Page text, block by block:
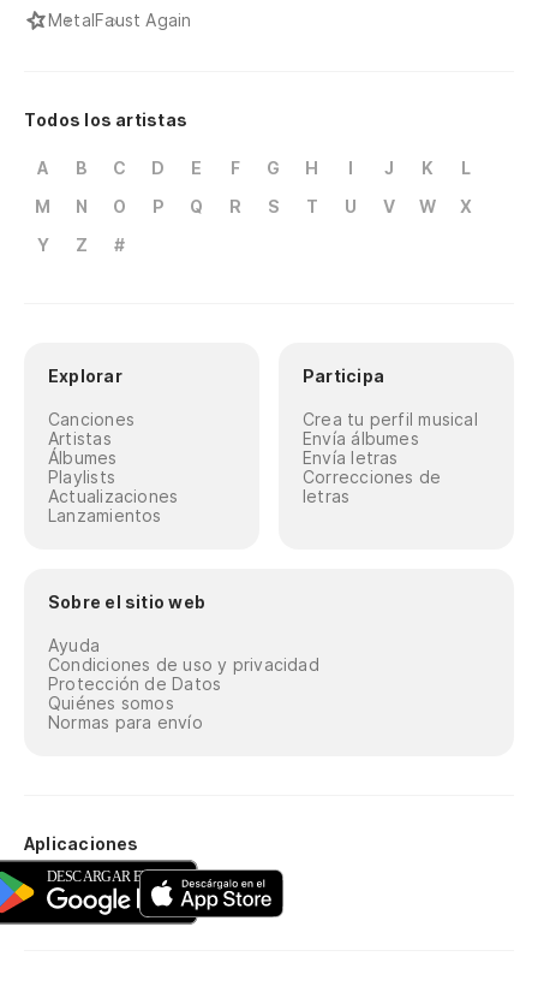
MetalFaust Again
Todos los artistas
A B C D E F G H I J K
L
M
N O P Q R S T U V W
X
Y
Z #
Explorar
Canciones
Artistas
Álbumes
Playlists
Actualizaciones
Lanzamientos
Participa
Crea tu perfil musical
Envía álbumes
Envía letras
Correcciones de
letras
Sobre el sitio web
Ayuda
Condiciones de uso y privacidad
Protección de Datos
Quiénes somos
Normas para envío
Aplicaciones